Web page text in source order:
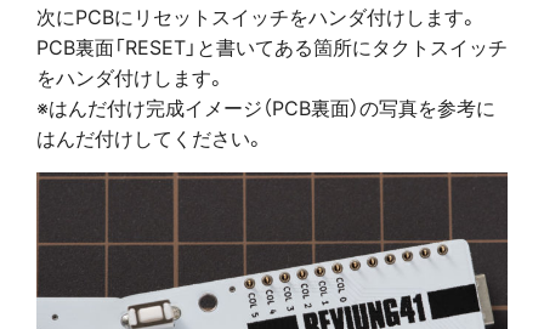
次にPCBにリセットスイッチをハンダ付けします。
PCB裏面「RESET」と書いてある箇所にタクトスイッチ
をハンダ付けします。
※はんだ付け完成イメージ（PCB裏面）の写真を参考に
はんだ付けしてください。